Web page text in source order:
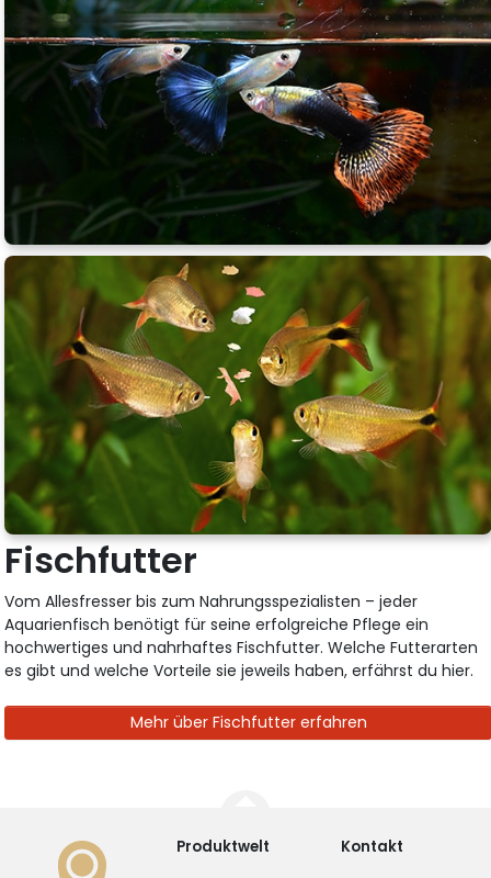
Fischfutter
Vom Allesfresser bis zum Nahrungsspezialisten – jeder
Aquarienfisch benötigt für seine erfolgreiche Pflege ein
hochwertiges und nahrhaftes Fischfutter. Welche Futterarten
es gibt und welche Vorteile sie jeweils haben, erfährst du hier.
Mehr über Fischfutter erfahren
Produktwelt Kontakt